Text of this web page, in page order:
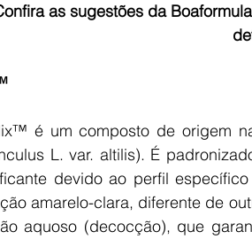
as sugestões da
é um composto de origem
L. var. altilis). É
devido ao perfil
amarelo-clara, diferente de
aquoso (decocção), que